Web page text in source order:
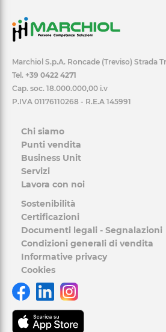
Marchiol S.p.A. Roncade (Treviso) Strada
Tel. +39 0422 4271
Cap. soc. 18.000.000,00 i.v
P.IVA 01176110268 - R.E.A 145991
Chi siamo
Punti vendita
Business Unit
Servizi
Lavora con noi
Sostenibilità
Certificazioni
Documenti legali - Segnalazioni
Condizioni generali di vendita
Informative privacy
Cookies